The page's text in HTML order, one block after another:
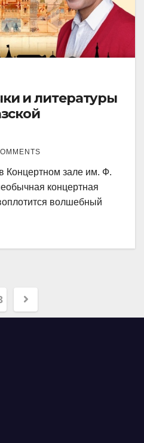
и литературы
Концертном зале им. Ф.
концертная
волшебный